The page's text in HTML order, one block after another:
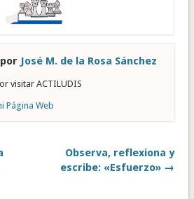
José M. de la Rosa Sánchez
visitar ACTILUDIS
Página Web
Observa, reflexiona y
escribe: «Esfuerzo» →